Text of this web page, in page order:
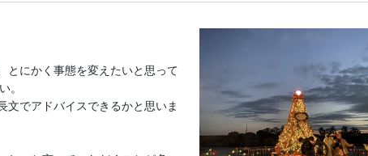
とにかく事態を変えたいと思って
。
文でアドバイスできるかと思いま